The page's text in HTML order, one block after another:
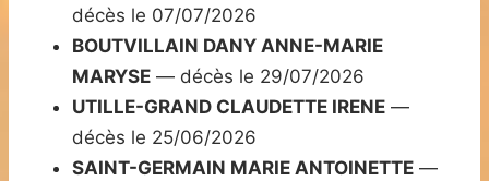
décès le 07/07/2026
BOUTVILLAIN DANY ANNE-MARIE
MARYSE — décès le 29/07/2026
UTILLE-GRAND CLAUDETTE IRENE —
décès le 25/06/2026
SAINT-GERMAIN MARIE ANTOINETTE —